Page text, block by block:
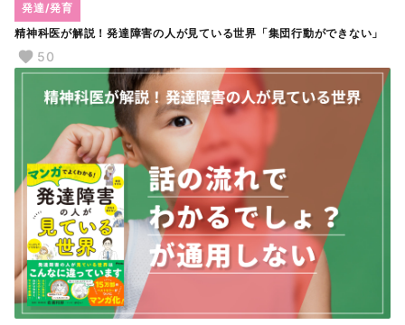
精神科医が解説！発達障害の人が見ている世界「集団行動ができない」
発達/発育
50